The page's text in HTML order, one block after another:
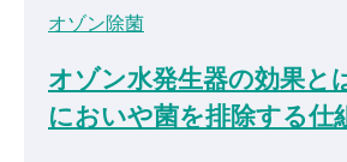
オゾン除菌
オゾン水発生器の効果と
においや菌を排除する仕